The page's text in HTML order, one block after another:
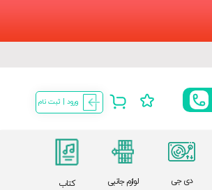
ورود | ثبت نام
دی جی لوازم جانبی کتاب